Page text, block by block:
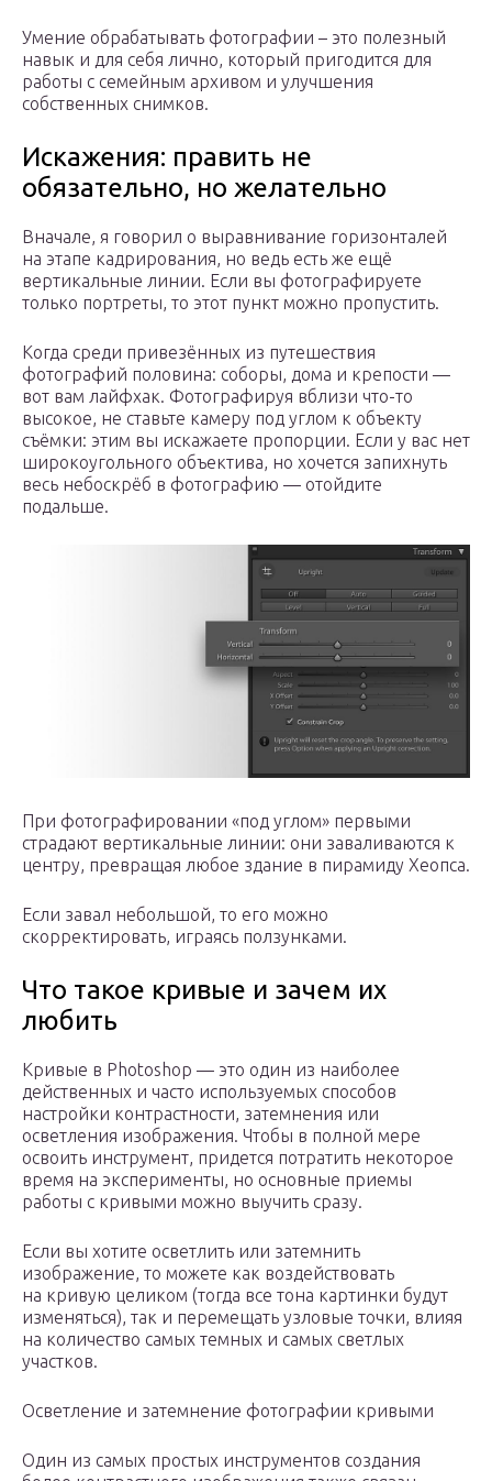
Умение обрабатывать фотографии – это полезный
навык и для себя лично, который пригодится для
работы с семейным архивом и улучшения
собственных снимков.
Искажения: править не
обязательно, но желательно
Вначале, я говорил о выравнивание горизонталей
на этапе кадрирования, но ведь есть же ещё
вертикальные линии. Если вы фотографируете
только портреты, то этот пункт можно пропустить.
Когда среди привезённых из путешествия
фотографий половина: соборы, дома и крепости —
вот вам лайфхак. Фотографируя вблизи что-то
высокое, не ставьте камеру под углом к объекту
съёмки: этим вы искажаете пропорции. Если у вас нет
широкоугольного объектива, но хочется запихнуть
весь небоскрёб в фотографию — отойдите
подальше.
При фотографировании «под углом» первыми
страдают вертикальные линии: они заваливаются к
центру, превращая любое здание в пирамиду Хеопса.
Если завал небольшой, то его можно
скорректировать, играясь ползунками.
Что такое кривые и зачем их
любить
Кривые в Photoshop — это один из наиболее
действенных и часто используемых способов
настройки контрастности, затемнения или
осветления изображения. Чтобы в полной мере
освоить инструмент, придется потратить некоторое
время на эксперименты, но основные приемы
работы с кривыми можно выучить сразу.
Если вы хотите осветлить или затемнить
изображение, то можете как воздействовать
на кривую целиком (тогда все тона картинки будут
изменяться), так и перемещать узловые точки, влияя
на количество самых темных и самых светлых
участков.
Осветление и затемнение фотографии кривыми
Один из самых простых инструментов создания